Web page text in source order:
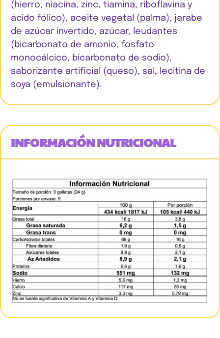
(hierro, niacina, zinc, tiamina, riboflavina y
ácido fólico), aceite vegetal (palma), jarabe
de azúcar invertido, azúcar, leudantes
(bicarbonato de amonio, fosfato
monocálcico, bicarbonato de sodio),
saborizante artificial (queso), sal, lecitina de
soya (emulsionante).
INFORMACIÓN NUTRICIONAL